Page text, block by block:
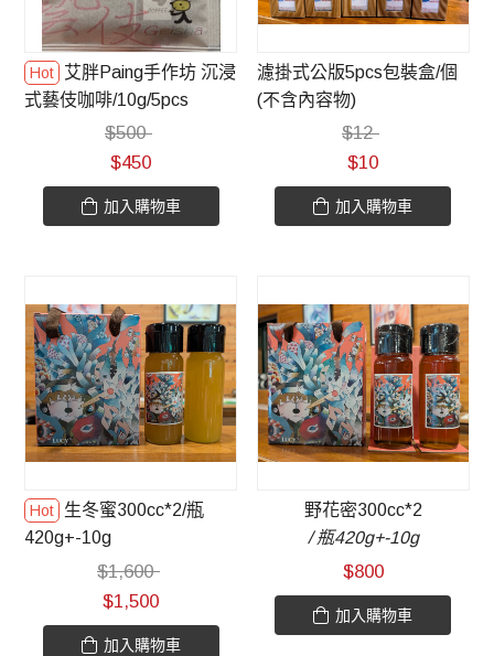
艾胖Paing手作坊 沉浸
式藝伎咖啡/10g/5pcs
$500
$450
加入購物車
濾掛式公版5pcs包裝盒/個
(不含內容物)
$12
$10
加入購物車
生冬蜜300cc*2/瓶
420g+-10g
$1,600
$1,500
加入購物車
野花密300cc*2
/ 瓶420g+-10g
$800
加入購物車